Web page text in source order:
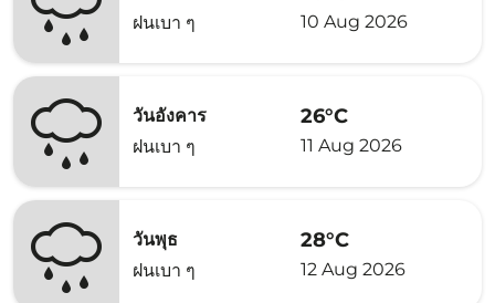
ฝนเบา ๆ
10 Aug 2026
วันอังคาร
ฝนเบา ๆ
26°C
11 Aug 2026
วันพุธ
ฝนเบา ๆ
28°C
12 Aug 2026